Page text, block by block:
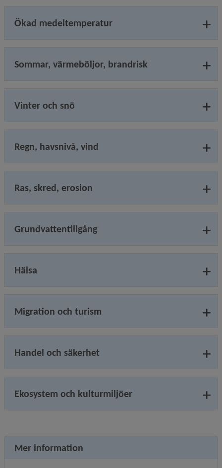
Ökad medeltemperatur
Sommar, värmeböljor, brandrisk
Vinter och snö
Regn, havsnivå, vind
Ras, skred, erosion
Grundvattentillgång
Hälsa
Migration och turism
Handel och säkerhet
Ekosystem och kulturmiljöer
Mer information